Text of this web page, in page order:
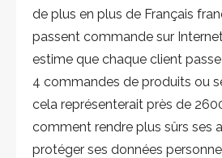
de plus en plus de Français
passent commande sur
estime que chaque client
4 commandes de produits ou
cela représenterait près de
comment rendre plus sûrs ses
protéger ses données